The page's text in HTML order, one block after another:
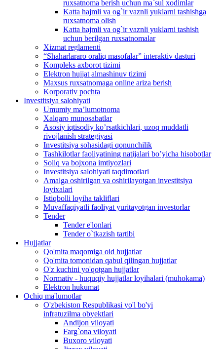
ruxsatnoma berish uchun ma`sul xodimlar
Katta hajmli va og`ir vaznli yuklarni tashishga
ruxsatnoma olish
Katta hajmli va og`ir vaznli yuklarni tashish
uchun berilgan ruxsatnomalar
Xizmat reglamenti
“Shaharlararo oraliq masofalar” interaktiv dasturi
Kompleks axborot tizimi
Elektron hujjat almashinuv tizimi
Maxsus ruxsatnomaga online ariza berish
Korporativ pochta
Investitsiya salohiyati
Umumiy maʼlumotnoma
Xalqaro munosabatlar
Аsosiy iqtisodiy koʼrsatkichlari, uzoq muddatli
rivojlanish strategiyasi
Investitsiya sohasidagi qonunchilik
Tashkilotlar faoliyatining natijalari boʼyicha hisobotlar
Soliq va bojxona imtiyozlari
Investitsiya salohiyati taqdimotlari
Аmalga oshirilgan va oshirilayotgan investitsiya
loyixalari
Istiqbolli loyiha takliflari
Muvaffaqiyatli faoliyat yuritayotgan investorlar
Tender
Tender e'lonlari
Tender o`tkazish tartibi
Hujjatlar
Qo'mita maqomiga oid hujjatlar
Qo'mita tomonidan qabul qilingan hujjatlar
O'z kuchini yo'qotgan hujjatlar
Normativ - huquqiy hujjatlar loyihalari (muhokama)
Elektron hukumat
Ochiq ma'lumotlar
O'zbekiston Respublikasi yo'l bo'yi
infratuzilma obyektlari
Andijon viloyati
Farg`ona viloyati
Buxoro viloyati